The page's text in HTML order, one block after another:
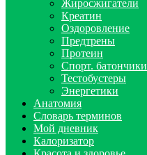
Жиросжигатели
Креатин
Оздоровление
Предтрены
Протеин
Спорт. батончики
Тестобустеры
Энергетики
Анатомия
Словарь терминов
Мой дневник
Калоризатор